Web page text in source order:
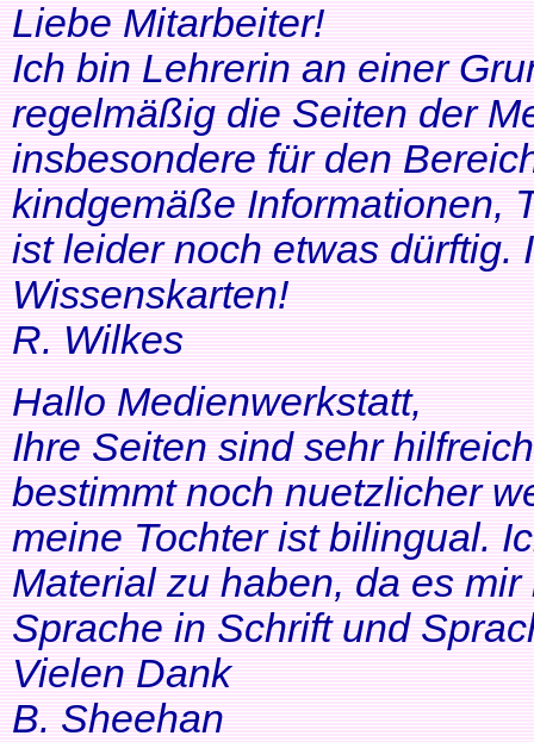
Liebe Mitarbeiter!
Ich bin Lehrerin an einer
regelmäßig die Seiten der
insbesondere für den
kindgemäße Informationen,
ist leider noch etwas dürftig.
Wissenskarten!
R. Wilkes
Hallo Medienwerkstatt,
Ihre Seiten sind sehr
bestimmt noch nuetzlicher
meine Tochter ist bilingual.
Material zu haben, da es
Sprache in Schrift und
Vielen Dank
B. Sheehan